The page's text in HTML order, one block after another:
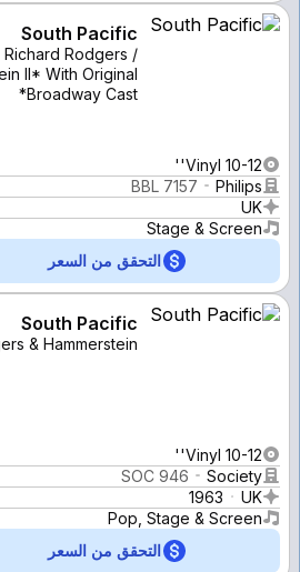
South Pacific
Richard Rodgers /
II* With Original
Broadway Cast*
Vinyl 10-12''
Philips
BBL 7157
UK
Stage & Screen
التحقق من السعر
South Pacific
& Hammerstein
Vinyl 10-12''
Society
SOC 946
UK
1963
Pop, Stage & Screen
التحقق من السعر